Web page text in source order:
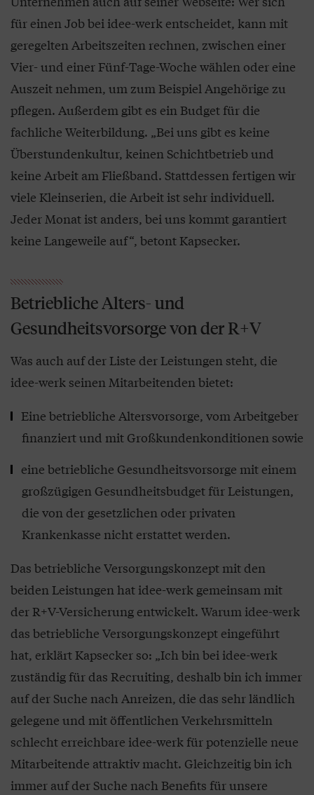
für einen Job bei idee-werk entscheidet, kann mit
geregelten Arbeitszeiten rechnen, zwischen einer
Vier- und einer Fünf-Tage-Woche wählen oder eine
Auszeit nehmen, um zum Beispiel Angehörige zu
pflegen. Außerdem gibt es ein Budget für die
fachliche Weiterbildung. „Bei uns gibt es keine
Überstundenkultur, keinen Schichtbetrieb und
keine Arbeit am Fließband. Stattdessen fertigen wir
viele Kleinserien, die Arbeit ist sehr individuell.
Jeder Monat ist anders, bei uns kommt garantiert
keine Langeweile auf“, betont Kapsecker.
Betriebliche Alters- und
Gesundheitsvorsorge von der R+V
Was auch auf der Liste der Leistungen steht, die
idee-werk seinen Mitarbeitenden bietet:
Eine betriebliche Altersvorsorge, vom Arbeitgeber
finanziert und mit Großkundenkonditionen sowie
eine betriebliche Gesundheitsvorsorge mit einem
großzügigen Gesundheitsbudget für Leistungen,
die von der gesetzlichen oder privaten
Krankenkasse nicht erstattet werden.
Das betriebliche Versorgungskonzept mit den
beiden Leistungen hat idee-werk gemeinsam mit
der R+V-Versicherung entwickelt. Warum idee-werk
das betriebliche Versorgungskonzept eingeführt
hat, erklärt Kapsecker so: „Ich bin bei idee-werk
zuständig für das Recruiting, deshalb bin ich immer
auf der Suche nach Anreizen, die das sehr ländlich
gelegene und mit öffentlichen Verkehrsmitteln
schlecht erreichbare idee-werk für potenzielle neue
Mitarbeitende attraktiv macht. Gleichzeitig bin ich
immer auf der Suche nach Benefits für unsere